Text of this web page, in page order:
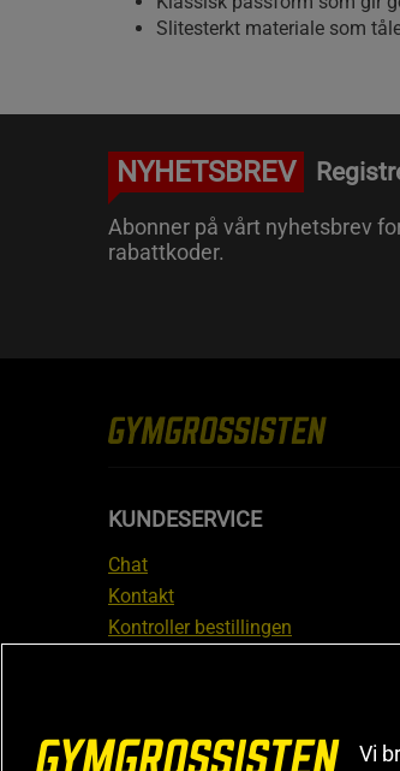
Slitesterkt materiale som
NYHETSBREV
Abonner på vårt nyhetsbrev
rabattkoder.
KUNDESERVICE
Chat
Kontakt
Kontroller bestillingen
Vi